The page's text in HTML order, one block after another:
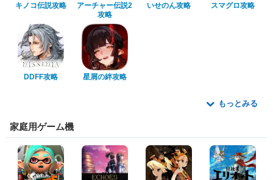
キノコ伝説攻略
アーチャー伝説2
攻略
いせのん攻略 スマグロ攻略
DDFF攻略 星屑の絆攻略
もっとみる
家庭用ゲーム機